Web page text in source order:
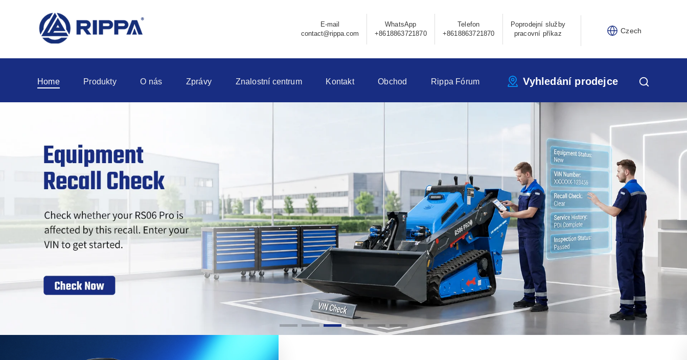
E-mail
contact@rippa.com
WhatsApp
+8618863721870
Telefon
+8618863721870
Poprodejní služby
pracovní příkaz
Czech
Home Produkty O nás Zprávy Znalostní centrum Kontakt Obchod Rippa Fórum Vyhledání prodejce